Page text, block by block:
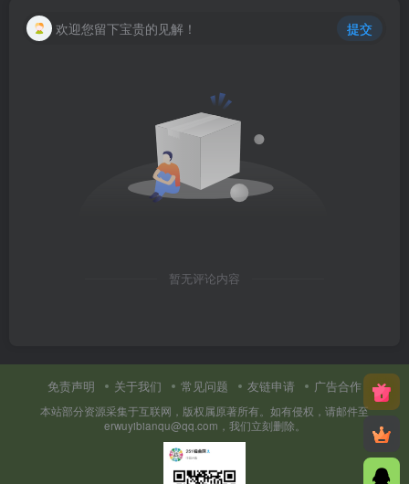
欢迎您留下宝贵的见解！ 提交
暂无评论内容
免责声明 关于我们 常见问题 友链申请 广告合作
本站部分资源采集于互联网，版权属原著所有。如有侵权，请邮件至
erwuyibianqu@qq.com，我们立刻删除。